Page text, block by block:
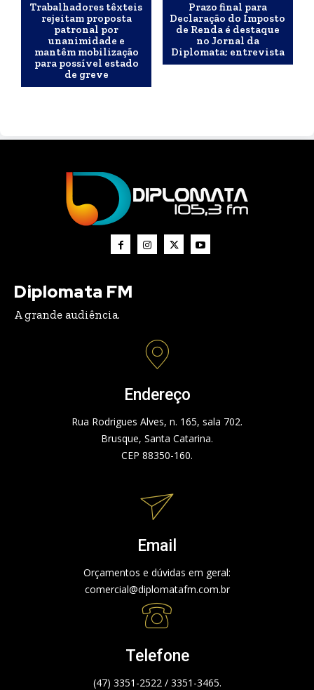
Trabalhadores têxteis
rejeitam proposta
patronal por
unanimidade e
mantêm mobilização
para possível estado
de greve
Prazo final para
Declaração do Imposto
de Renda é destaque
no Jornal da
Diplomata; entrevista
Diplomata FM
A grande audiência.
Endereço
Rua Rodrigues Alves, n. 165, sala 702.
Brusque, Santa Catarina.
CEP 88350-160.
Email
Orçamentos e dúvidas em geral:
comercial@diplomatafm.com.br
Telefone
(47) 3351-2522 / 3351-3465.